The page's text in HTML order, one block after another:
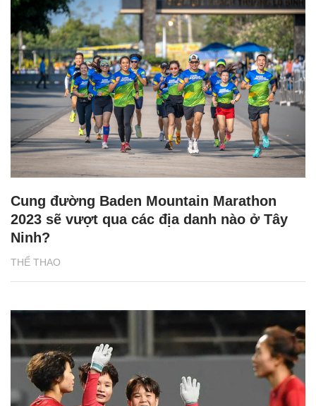
THỂ THAO
Cung đường Baden Mountain Marathon
2023 sẽ vượt qua các địa danh nào ở Tây
Ninh?